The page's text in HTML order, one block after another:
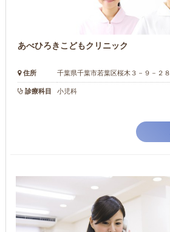
あべひろきこどもクリニック
住所 千葉県千葉市若葉区桜木３－９－２８
診療科目 小児科